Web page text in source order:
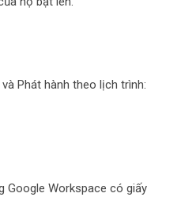
Phát hành theo lịch trình:
Google Workspace có giấy